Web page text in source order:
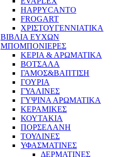
HAPPYCANTO
FROGART
ΧΡΙΣΤΟΥΓΕΝΝΙΑΤΙΚΑ
ΒΙΒΛΙΑ ΕΥΧΩΝ
ΜΠΟΜΠΟΝΙΕΡΕΣ
ΚΕΡΙΑ & ΑΡΩΜΑΤΙΚΑ
ΒΟΤΣΑΛΑ
ΓΑΜΟΣ&ΒΑΠΤΙΣΗ
ΓΟΥΡΙΑ
ΓΥΑΛΙΝΕΣ
ΓΥΨΙΝΑ ΑΡΩΜΑΤΙΚΑ
ΚΕΡΑΜΙΚΕΣ
ΚΟΥΤΑΚΙΑ
ΠΟΡΣΕΛΑΝΗ
ΤΟΥΛΙΝΕΣ
ΥΦΑΣΜΑΤΙΝΕΣ
ΔΕΡΜΑΤΙΝΕΣ